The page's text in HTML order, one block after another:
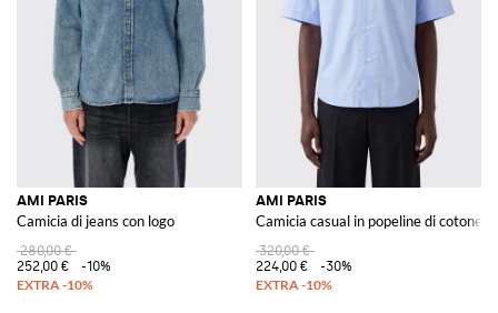
AMI PARIS
Camicia di jeans con logo
280,00 €
252,00 €
-10%
AMI PARIS
Camicia casual in popeline di cotone
320,00 €
224,00 €
-30%